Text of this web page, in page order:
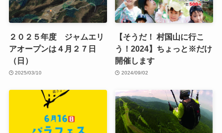
２０２５年度 ジャムエリ
アオープンは４月２７日
（日）
2025/03/10
【そうだ！ 村国山に行こ
う！2024】ちょっと※だけ
開催します
2024/09/02